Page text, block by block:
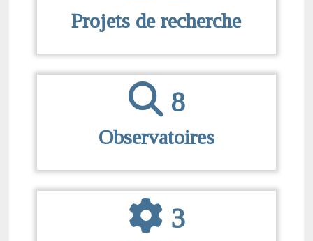
Projets de recherche
8
Observatoires
3